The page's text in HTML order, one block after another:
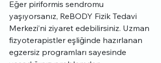
Eğer piriformis sendromu
yaşıyorsanız, ReBODY Fizik Tedavi
Merkezi’ni ziyaret edebilirsiniz. Uzman
fizyoterapistler eşliğinde hazırlanan
egzersiz programları sayesinde